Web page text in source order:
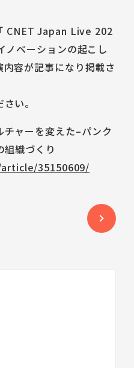
CNET Japan Live 202
ノベーションの起こし
容が記事になり掲載さ
い。
ャーを変えた–パンク
組織づくり
35150609/